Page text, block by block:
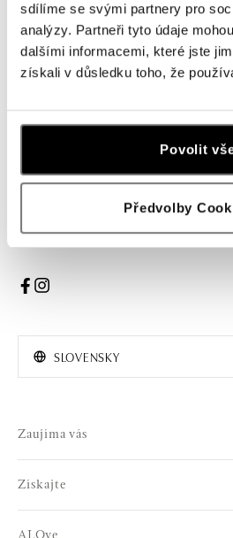
sdílíme se svými partnery pro
analýzy. Partneři tyto údaje
dalšími informacemi, které jste
získali v důsledku toho, že
Povolit
Předvolby
Prihlásenie k odberu
Objavte najnovšie kolekcie, novinky a
Súhlasím s odberom newslettera
SLOVENSKY
Zaujíma vás
Získajte
ALOve